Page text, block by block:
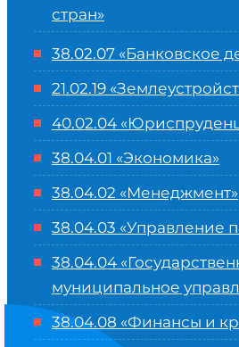
стран»
38.02.07 «Банковское
21.02.19
40.02.04
38.04.01 «Экономика»
38.04.02 «Менеджмент»
38.04.03 «Управление
38.04.04
муниципальное
38.04.08 «Финансы и